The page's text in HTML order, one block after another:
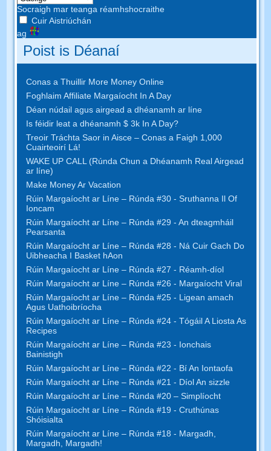
Socraigh mar teanga réamhshocraithe
Cuir Aistriúchán
ag
Poist is Déanaí
Conas a Thuillir More Money Online
Foghlaim Affiliate Margaíocht In A Day
Déan núdail agus airgead a dhéanamh ar líne
Is féidir leat a dhéanamh $ 3k In A Day?
Treoir Tráchta Saor in Aisce – Conas a Faigh 1,000
Cuairteoirí Lá!
WAKE UP CALL (Rúnda Chun a Dhéanamh Real Airgead
ar líne)
Make Money Ar Vacation
Rúin Margaíocht ar Líne – Rúnda #30 - Sruthanna Il Of
Ioncam
Rúin Margaíocht ar Líne – Rúnda #29 - An dteagmháil
Pearsanta
Rúin Margaíocht ar Líne – Rúnda #28 - Ná Cuir Gach Do
Uibheacha I Basket hAon
Rúin Margaíocht ar Líne – Rúnda #27 - Réamh-díol
Rúin Margaíocht ar Líne – Rúnda #26 - Margaíocht Viral
Rúin Margaíocht ar Líne – Rúnda #25 - Ligean amach
Agus Uathoibríocha
Rúin Margaíocht ar Líne – Rúnda #24 - Tógáil A Liosta As
Recipes
Rúin Margaíocht ar Líne – Rúnda #23 - Ionchais
Bainistigh
Rúin Margaíocht ar Líne – Rúnda #22 - Bí An Iontaofa
Rúin Margaíocht ar Líne – Rúnda #21 - Díol An sizzle
Rúin Margaíocht ar Líne – Rúnda #20 – Simplíocht
Rúin Margaíocht ar Líne – Rúnda #19 - Cruthúnas
Shóisialta
Rúin Margaíocht ar Líne – Rúnda #18 - Margadh,
Margadh, Margadh!